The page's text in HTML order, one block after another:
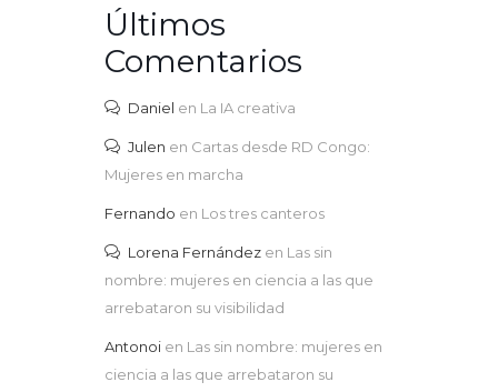
Últimos
Comentarios
Daniel en La IA creativa
Julen en Cartas desde RD Congo:
Mujeres en marcha
Fernando en Los tres canteros
Lorena Fernández en Las sin
nombre: mujeres en ciencia a las que
arrebataron su visibilidad
Antonoi en Las sin nombre: mujeres en
ciencia a las que arrebataron su